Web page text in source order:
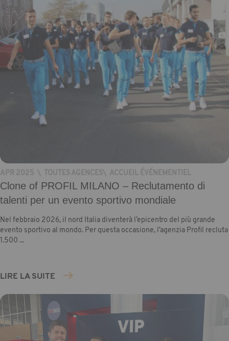
APR 2025 \ TOUTES AGENCES\ ACCUEIL ÉVÉNEMENTIEL
Clone of PROFIL MILANO – Reclutamento di
talenti per un evento sportivo mondiale
Nel febbraio 2026, il nord Italia diventerà l’epicentro del più grande
evento sportivo al mondo. Per questa occasione, l’agenzia Profil recluta
1.500 ...
LIRE LA SUITE